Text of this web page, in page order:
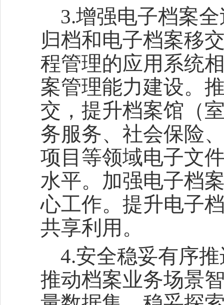
3.增强电子档案
归档和电子档案移
程管理的应用系统
案管理能力建设。
交，提升档案馆（
务服务、社会保险
项目等领域电子文
水平。加强电子档
心工作。提升电子
共享利用。
4.安全稳妥有序
推动档案业务场景